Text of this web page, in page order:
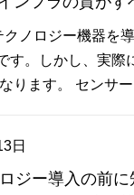
クノロジー機器を
す。しかし、実
なります。 センサ
日
ジー導入の前